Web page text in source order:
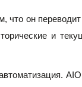
что он
и